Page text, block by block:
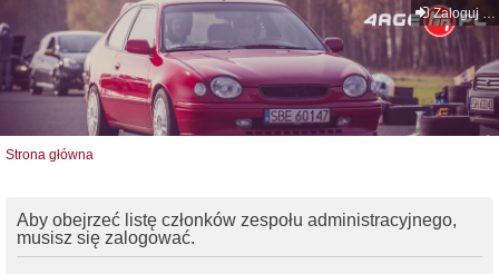
Zaloguj się
Strona główna
Aby obejrzeć listę członków zespołu administracyjnego,
musisz się zalogować.